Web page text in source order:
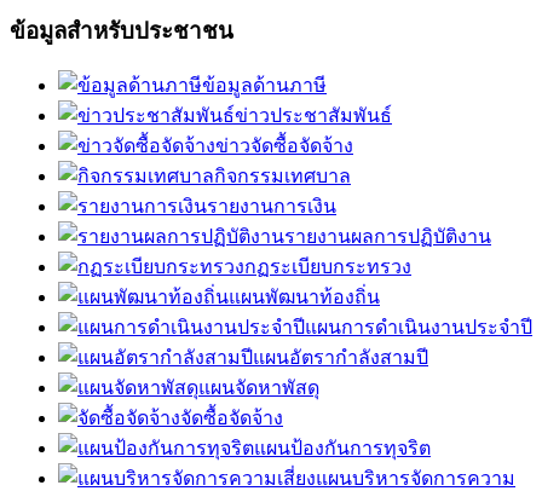
ข้อมูลสำหรับประชาชน
ข้อมูลด้านภาษี
ข่าวประชาสัมพันธ์
ข่าวจัดซื้อจัดจ้าง
กิจกรรมเทศบาล
รายงานการเงิน
รายงานผลการปฏิบัติงาน
กฏระเบียบกระทรวง
แผนพัฒนาท้องถิ่น
แผนการดำเนินงานประจำปี
แผนอัตรากำลังสามปี
แผนจัดหาพัสดุ
จัดซื้อจัดจ้าง
แผนป้องกันการทุจริต
แผนบริหารจัดการความ